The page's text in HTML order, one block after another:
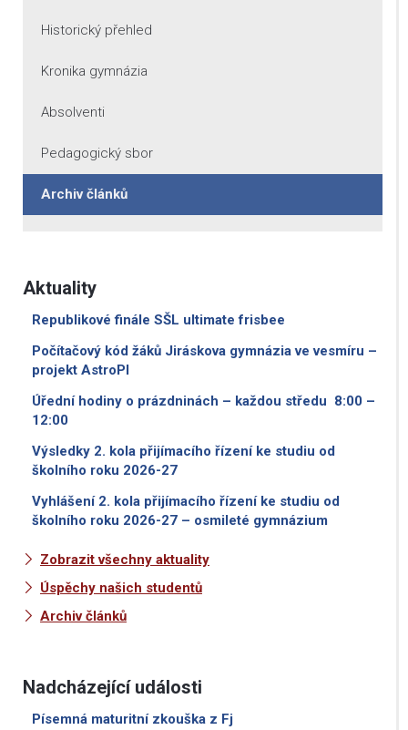
Historický přehled
Kronika gymnázia
Absolventi
Pedagogický sbor
Archiv článků
Aktuality
Republikové finále SŠL ultimate frisbee
Počítačový kód žáků Jiráskova gymnázia ve vesmíru –
projekt AstroPI
Úřední hodiny o prázdninách – každou středu 8:00 –
12:00
Výsledky 2. kola přijímacího řízení ke studiu od
školního roku 2026-27
Vyhlášení 2. kola přijímacího řízení ke studiu od
školního roku 2026-27 – osmileté gymnázium
Zobrazit všechny aktuality
Úspěchy našich studentů
Archiv článků
Nadcházející události
Písemná maturitní zkouška z Fj